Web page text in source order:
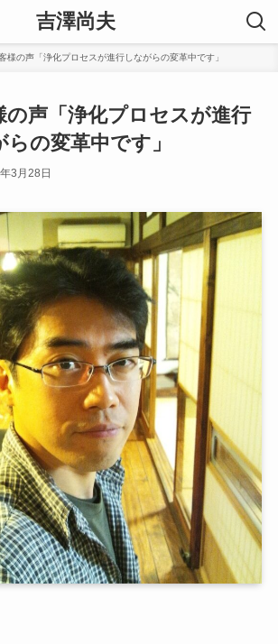
吉澤尚夫
様の声「浄化プロセスが進行しながらの変革中です」
の声「浄化プロセスが進行
らの変革中です」
3月28日